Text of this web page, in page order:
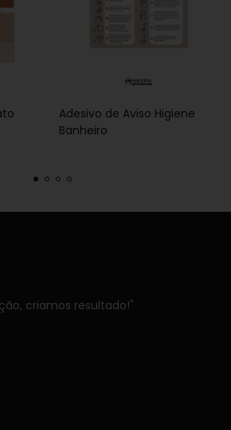
Adesivo de Aviso Higiene
Banheiro
criamos resultado!"